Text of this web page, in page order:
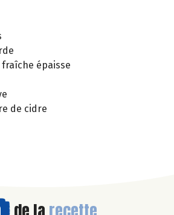
fraîche épaisse
de cidre